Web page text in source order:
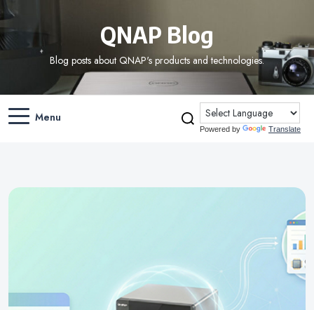
QNAP Blog
Blog posts about QNAP's products and technologies.
Menu
Powered by Translate